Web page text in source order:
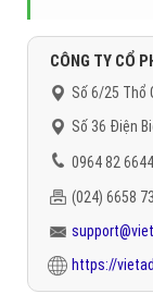
CÔNG TY CỔ
Số 6/25 Thổ
Số 36 Điện
0964 82
(024) 6658
https://